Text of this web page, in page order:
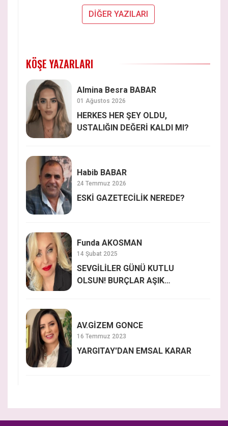
DİĞER YAZILARI
KÖŞE YAZARLARI
Almina Besra BABAR
01 Ağustos 2026
HERKES HER ŞEY OLDU,
USTALIĞIN DEĞERİ KALDI MI?
Habib BABAR
24 Temmuz 2026
ESKİ GAZETECİLİK NEREDE?
Funda AKOSMAN
14 Şubat 2025
SEVGİLİLER GÜNÜ KUTLU
OLSUN! BURÇLAR AŞIK
AV.GİZEM GONCE
16 Temmuz 2023
YARGITAY'DAN EMSAL KARAR